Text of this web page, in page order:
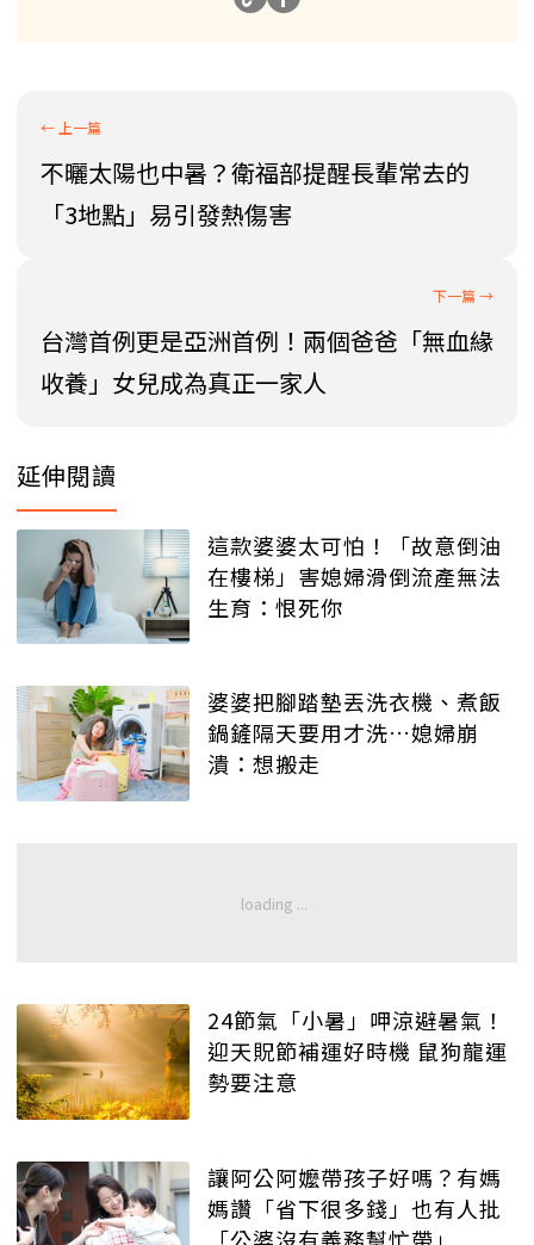
不曬太陽也中暑？衛福部提醒長輩常去的
「3地點」易引發熱傷害
台灣首例更是亞洲首例！兩個爸爸「無血緣
收養」女兒成為真正一家人
延伸閱讀
這款婆婆太可怕！「故意倒油
在樓梯」害媳婦滑倒流產無法
生育：恨死你
婆婆把腳踏墊丟洗衣機、煮飯
鍋鏟隔天要用才洗…媳婦崩
潰：想搬走
24節氣「小暑」呷涼避暑氣！
迎天貺節補運好時機 鼠狗龍運
勢要注意
讓阿公阿嬤帶孩子好嗎？有媽
媽讚「省下很多錢」也有人批
「公婆沒有義務幫忙帶」